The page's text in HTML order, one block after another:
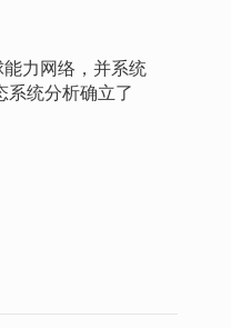
力网络，并系统
系统分析确立了